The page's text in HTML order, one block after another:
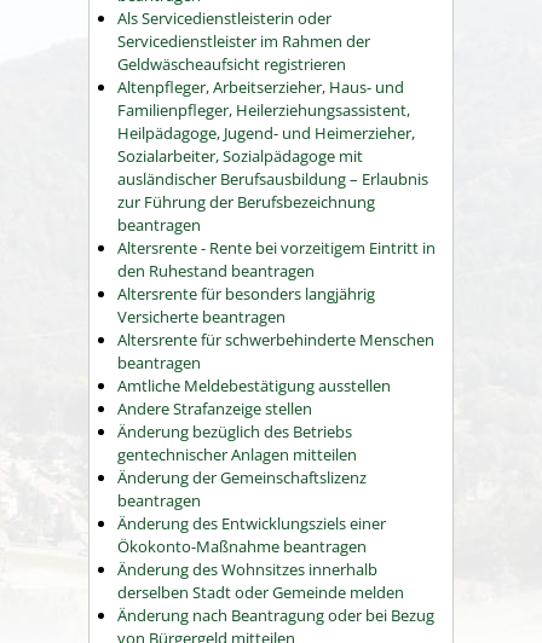
Als Servicedienstleisterin oder
Servicedienstleister im Rahmen der
Geldwäscheaufsicht registrieren
Altenpfleger, Arbeitserzieher, Haus- und
Familienpfleger, Heilerziehungsassistent,
Heilpädagoge, Jugend- und Heimerzieher,
Sozialarbeiter, Sozialpädagoge mit
ausländischer Berufsausbildung – Erlaubnis
zur Führung der Berufsbezeichnung
beantragen
Altersrente - Rente bei vorzeitigem Eintritt in
den Ruhestand beantragen
Altersrente für besonders langjährig
Versicherte beantragen
Altersrente für schwerbehinderte Menschen
beantragen
Amtliche Meldebestätigung ausstellen
Andere Strafanzeige stellen
Änderung bezüglich des Betriebs
gentechnischer Anlagen mitteilen
Änderung der Gemeinschaftslizenz
beantragen
Änderung des Entwicklungsziels einer
Ökokonto-Maßnahme beantragen
Änderung des Wohnsitzes innerhalb
derselben Stadt oder Gemeinde melden
Änderung nach Beantragung oder bei Bezug
von Bürgergeld mitteilen